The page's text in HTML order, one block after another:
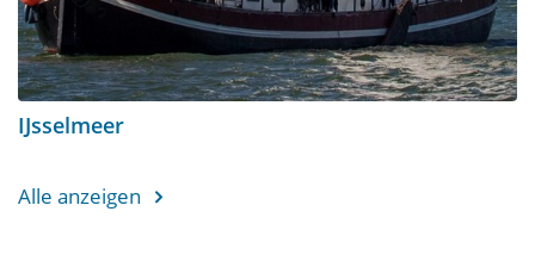
IJsselmeer
Alle anzeigen